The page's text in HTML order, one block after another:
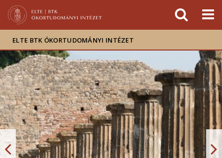
sajtóban
ELTE BTK ÓKORTUDOMÁNYI INTÉZET